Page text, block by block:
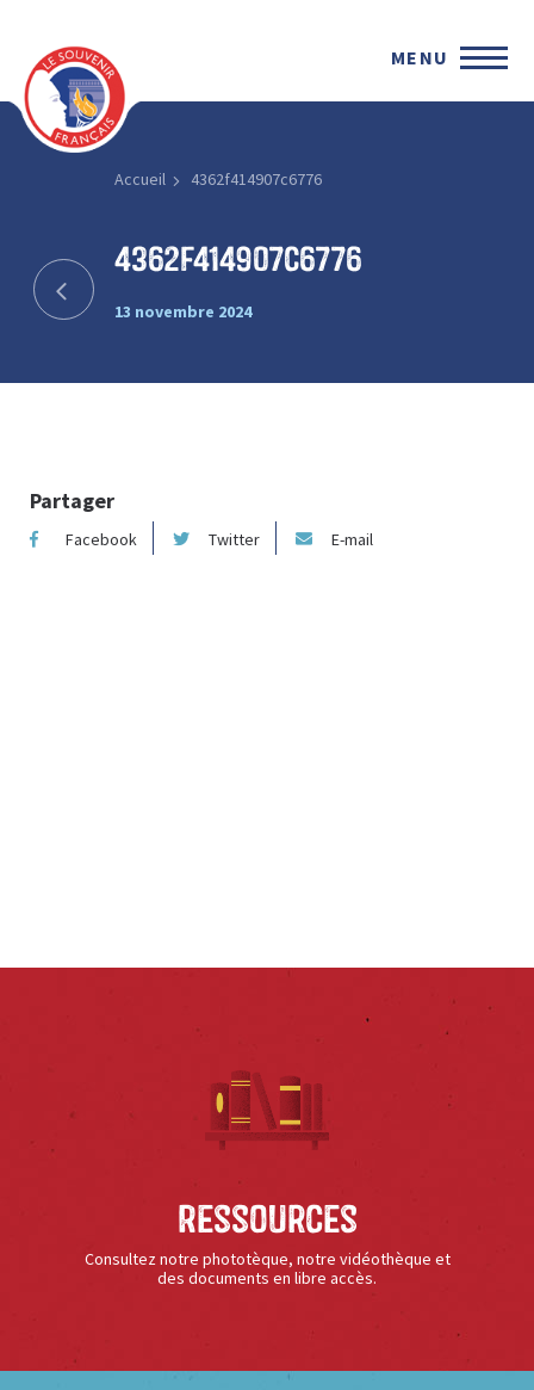
MENU
Accueil 4362f414907c6776
4362f414907c6776
13 novembre 2024
Partager
Facebook Twitter E-mail
Ressources
Consultez notre phototèque, notre vidéothèque et
des documents en libre accès.